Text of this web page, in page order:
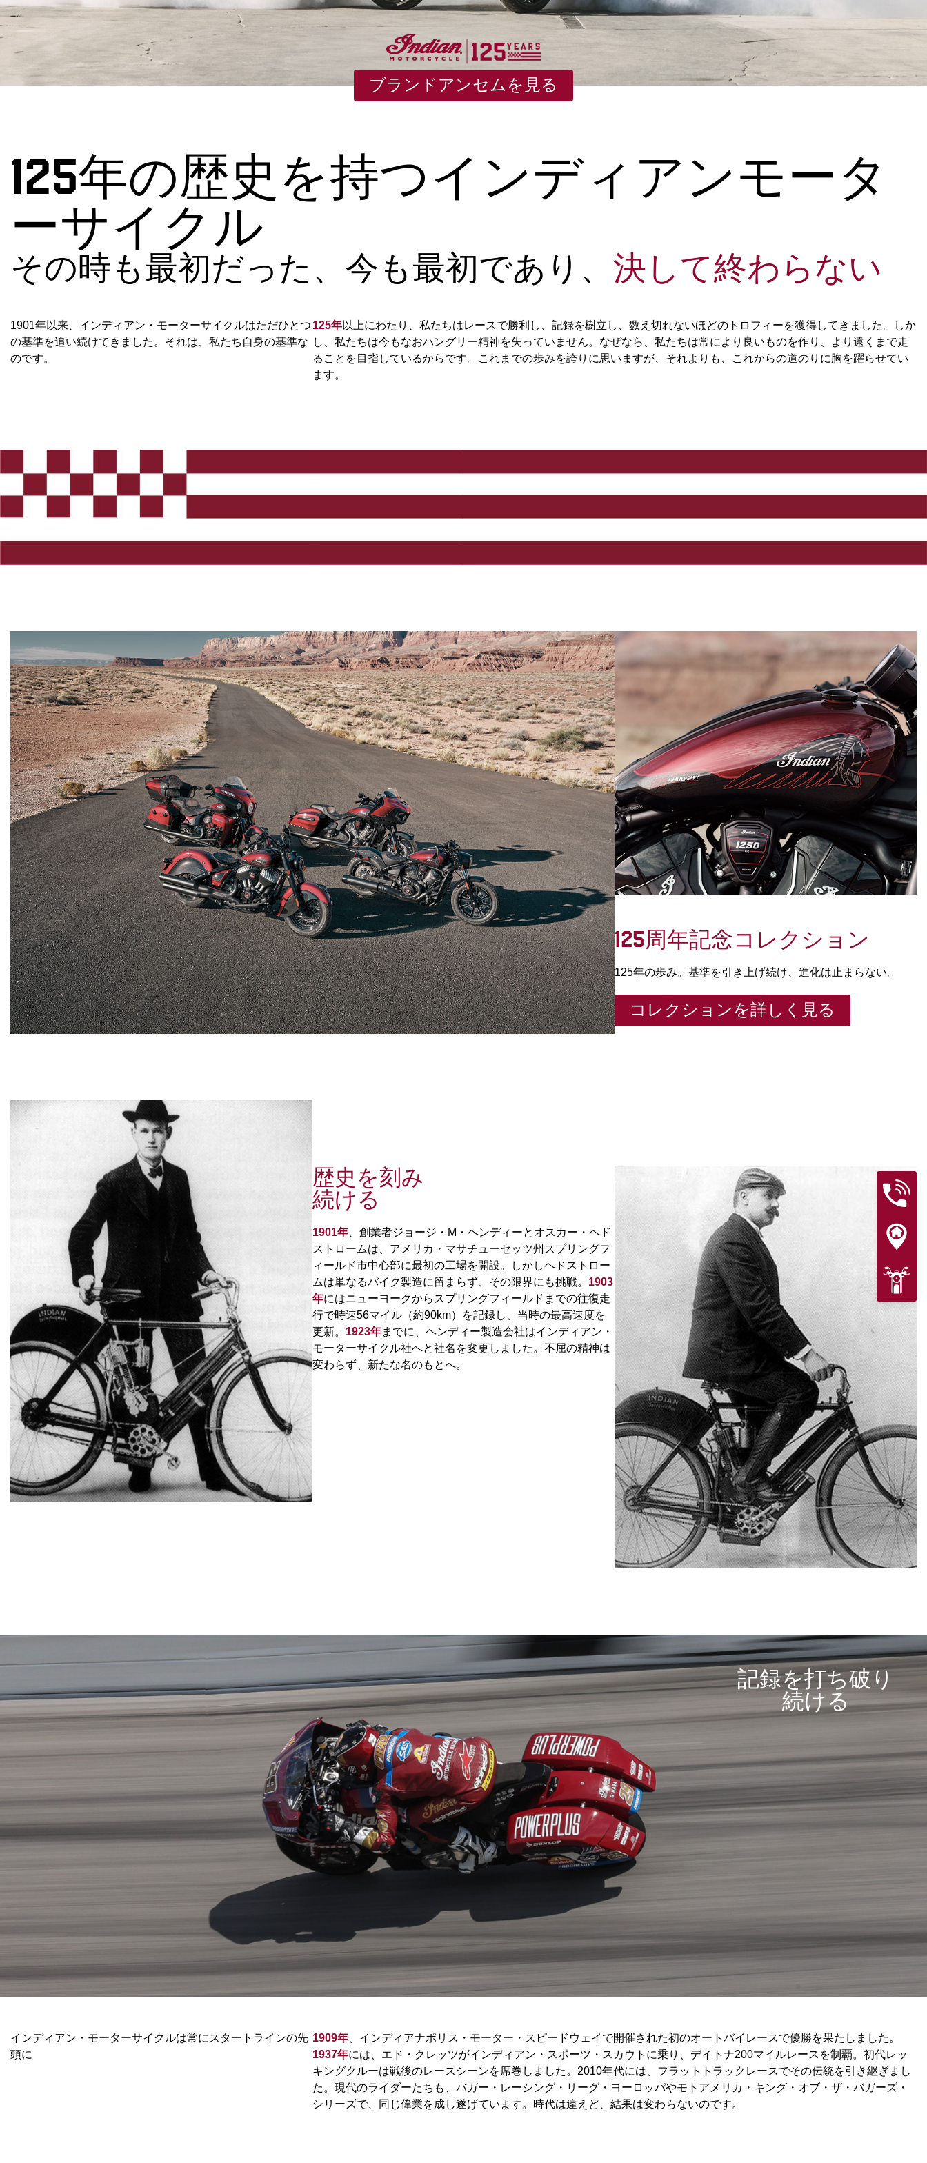
ブランドアンセムを見る
125年の歴史を持つインディアンモータ
ーサイクル
その時も最初だった、今も最初であり、 決して終わらない
1901年以来、インディアン・モーターサイクルはただひとつ
の基準を追い続けてきました。それは、私たち自身の基準な
のです。
125年以上にわたり、私たちはレースで勝利し、記録を樹立し、数え切れないほどのトロフィーを獲得してきました。しか
し、私たちは今もなおハングリー精神を失っていません。なぜなら、私たちは常により良いものを作り、より遠くまで走
ることを目指しているからです。これまでの歩みを誇りに思いますが、それよりも、これからの道のりに胸を躍らせてい
ます。
125周年記念コレクション
125年の歩み。基準を引き上げ続け、進化は止まらない。
コレクションを詳しく見る
歴史を刻み
続ける
1901年 、創業者ジョージ・M・ヘンディーとオスカー・ヘド
ストロームは、アメリカ・マサチューセッツ州スプリングフ
ィールド市中心部に最初の工場を開設。しかしヘドストロー
ムは単なるバイク製造に留まらず、その限界にも挑戦。 1903
年にはニューヨークからスプリングフィールドまでの往復走
行で時速56マイル（約90km）を記録し、当時の最高速度を
更新。 1923年までに、ヘンディー製造会社はインディアン・
モーターサイクル社へと社名を変更しました。不屈の精神は
変わらず、新たな名のもとへ。
記録を打ち破り
続ける
インディアン・モーターサイクルは常にスタートラインの先
頭に
1909年 、インディアナポリス・モーター・スピードウェイで開催された初のオートバイレースで優勝を果たしました。
1937年には、エド・クレッツがインディアン・スポーツ・スカウトに乗り、デイトナ200マイルレースを制覇。初代レッ
キングクルーは戦後のレースシーンを席巻しました。2010年代には、フラットトラックレースでその伝統を引き継ぎまし
た。現代のライダーたちも、バガー・レーシング・リーグ・ヨーロッパやモトアメリカ・キング・オブ・ザ・バガーズ・
シリーズで、同じ偉業を成し遂げています。時代は違えど、結果は変わらないのです。